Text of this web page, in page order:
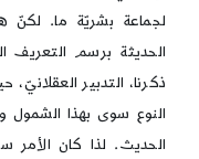
لجماعة بشريّة ما. لكنّ
الحديثة برسم التعريف
ذكرنا، التدبير
النوع سوى بهذا الشمول
الحديث. لذا كان الأمر